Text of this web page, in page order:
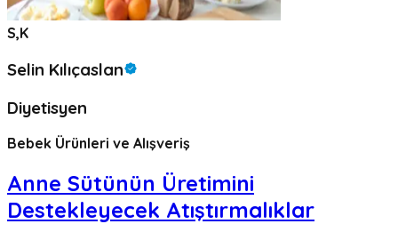
S,K
Selin Kılıçaslan
Diyetisyen
Bebek Ürünleri ve Alışveriş
Anne Sütünün Üretimini
Destekleyecek Atıştırmalıklar